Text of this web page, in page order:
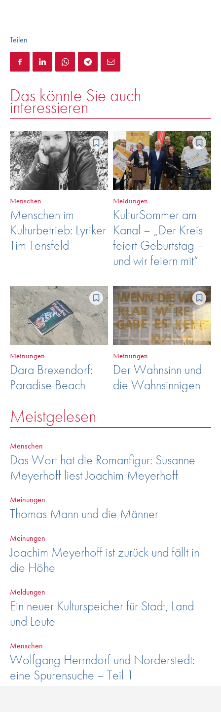
Teilen
Das könnte Sie auch
interessieren
Menschen
Menschen im
Kulturbetrieb: Lyriker
Tim Tensfeld
Meldungen
KulturSommer am
Kanal – „Der Kreis
feiert Geburtstag –
und wir feiern mit“
Meinungen
Dara Brexendorf:
Paradise Beach
Meinungen
Der Wahnsinn und
die Wahnsinnigen
Meistgelesen
Menschen
Das Wort hat die Romanfigur: Susanne
Meyerhoff liest Joachim Meyerhoff
Meinungen
Thomas Mann und die Männer
Meinungen
Joachim Meyerhoff ist zurück und fällt in
die Höhe
Meldungen
Ein neuer Kulturspeicher für Stadt, Land
und Leute
Menschen
Wolfgang Herrndorf und Norderstedt:
eine Spurensuche – Teil 1